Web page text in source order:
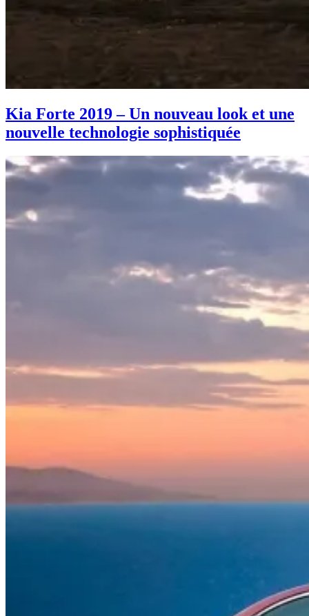
Kia Forte 2019 – Un nouveau look et une
nouvelle technologie sophistiquée